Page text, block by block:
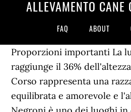
ALLEVAMENTO CANE
FAQ ABOUT
Proporzioni importanti La
raggiunge il 36%
Corso rappresenta una
equilibrata e amorevole e